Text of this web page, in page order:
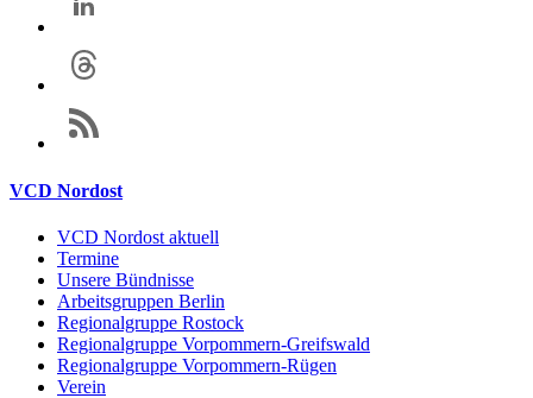
VCD Nordost
VCD Nordost aktuell
Termine
Unsere Bündnisse
Arbeitsgruppen Berlin
Regionalgruppe Rostock
Regionalgruppe Vorpommern-Greifswald
Regionalgruppe Vorpommern-Rügen
Verein